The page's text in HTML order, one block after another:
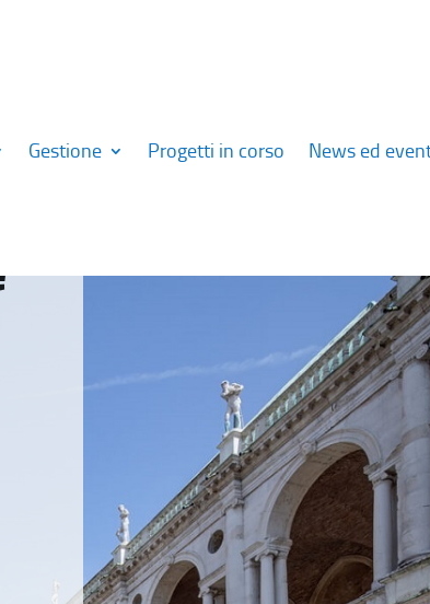
Gestione Progetti in corso News ed